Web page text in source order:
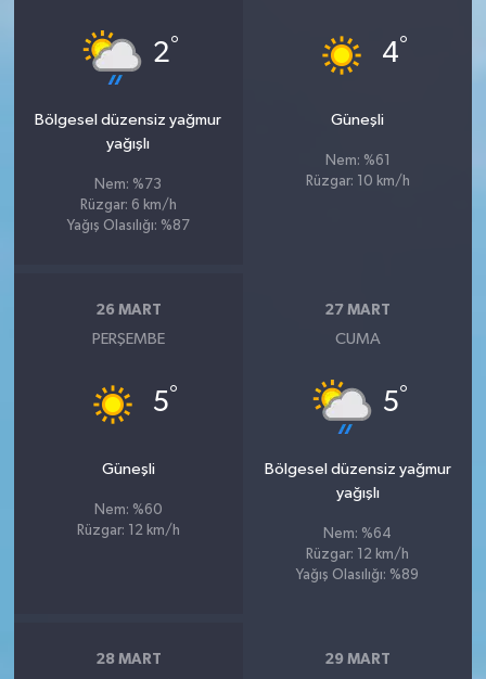
2°
Bölgesel düzensiz yağmur
yağışlı
Nem: %73
Rüzgar: 6 km/h
Yağış Olasılığı: %87
4°
Güneşli
Nem: %61
Rüzgar: 10 km/h
26 MART
PERŞEMBE
5°
Güneşli
Nem: %60
Rüzgar: 12 km/h
27 MART
CUMA
5°
Bölgesel düzensiz yağmur
yağışlı
Nem: %64
Rüzgar: 12 km/h
Yağış Olasılığı: %89
28 MART 29 MART